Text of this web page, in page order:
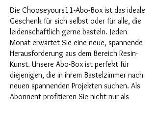
Die Chooseyours11-Abo-Box ist das ideale
Geschenk für sich selbst oder für alle, die
leidenschaftlich gerne basteln. Jeden
Monat erwartet Sie eine neue, spannende
Herausforderung aus dem Bereich Resin-
Kunst. Unsere Abo-Box ist perfekt für
diejenigen, die in ihrem Bastelzimmer nach
neuen spannenden Projekten suchen. Als
Abonnent profitieren Sie nicht nur als